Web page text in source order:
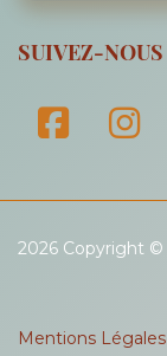
SUIVEZ-NOUS
2026 Copyright ©
Mentions Légales